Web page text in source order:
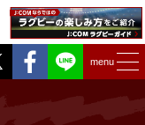
Twitter
Facebook
menu